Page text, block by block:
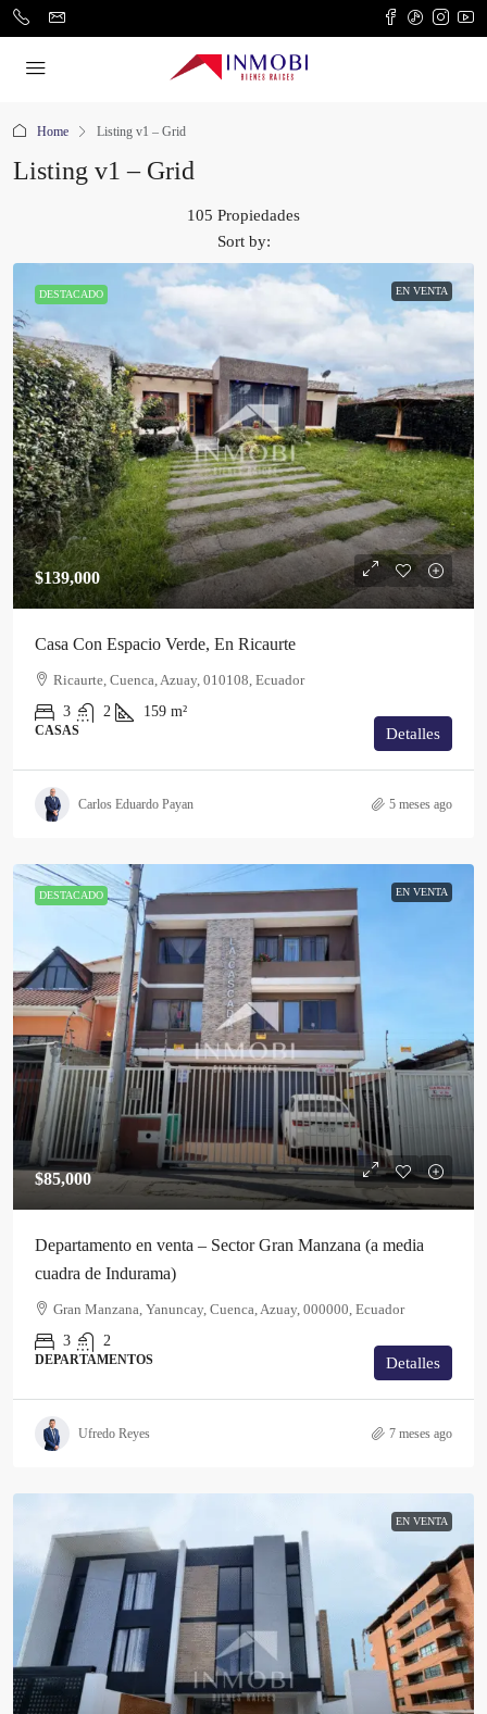
Home Listing v1 – Grid
Listing v1 – Grid
105 Propiedades
Sort by:
DESTACADO EN VENTA
$139,000
Casa Con Espacio Verde, En Ricaurte
Ricaurte, Cuenca, Azuay, 010108, Ecuador
3
2 159 m²
CASAS Detalles
Carlos Eduardo Payan 5 meses ago
DESTACADO EN VENTA
$85,000
Departamento en venta – Sector Gran Manzana (a media
cuadra de Indurama)
Gran Manzana, Yanuncay, Cuenca, Azuay, 000000, Ecuador
3
2
DEPARTAMENTOS Detalles
Ufredo Reyes 7 meses ago
EN VENTA